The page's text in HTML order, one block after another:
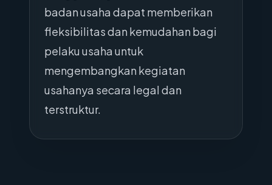
badan usaha dapat memberikan
fleksibilitas dan kemudahan bagi
pelaku usaha untuk
mengembangkan kegiatan
usahanya secara legal dan
terstruktur.